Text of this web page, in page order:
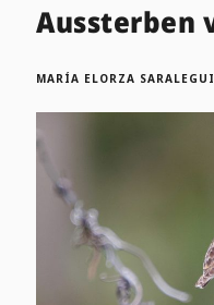
Aussterben
MARÍA ELORZA SARALEGUI